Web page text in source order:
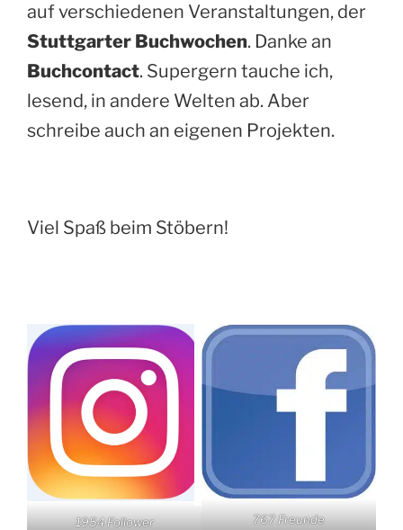
auf verschiedenen Veranstaltungen, der
Stuttgarter Buchwochen. Danke an
Buchcontact. Supergern tauche ich,
lesend, in andere Welten ab. Aber
schreibe auch an eigenen Projekten.
Viel Spaß beim Stöbern!
1954 Follower 767 Freunde